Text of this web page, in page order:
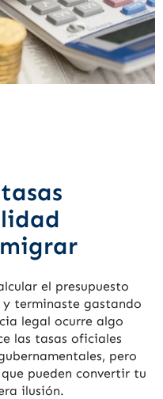
el presupuesto
y terminaste gastando
legal ocurre algo
las tasas oficiales
pero
pueden convertir tu
ilusión.